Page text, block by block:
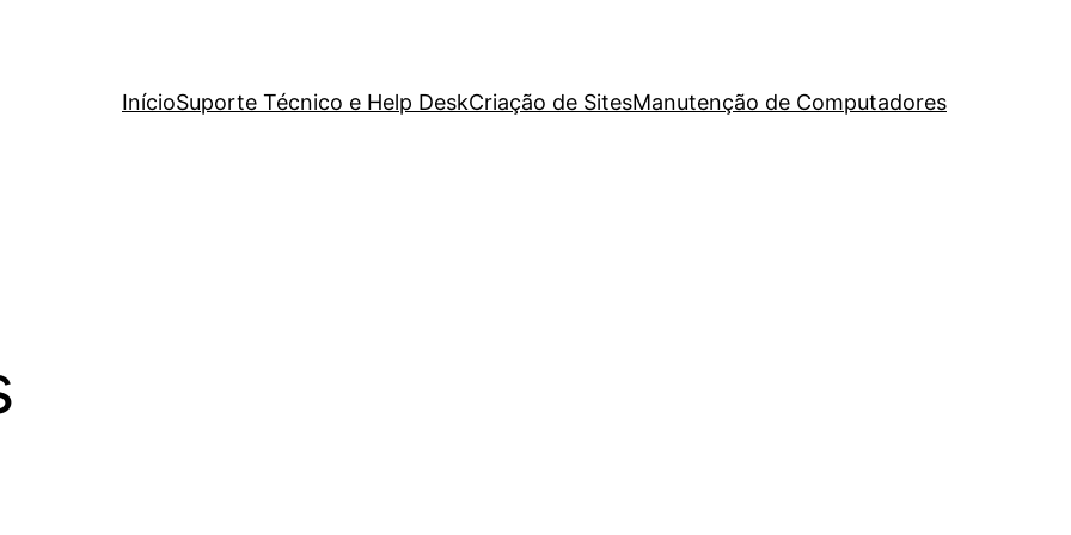
InícioSuporte Técnico e Help DeskCriação de SitesManutenção de Computadores